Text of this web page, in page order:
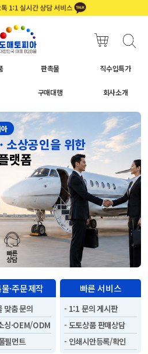
판촉물 직수입특가
구매대행 회사소개
소상공인을 위한
랫폼
빠른
상담
·주문제작
맞춤 문의
싱·OEM/ODM
필먼트
빠른 서비스
- 1:1 문의 게시판
- 도토상품 판매상담
- 인쇄시안등록/확인